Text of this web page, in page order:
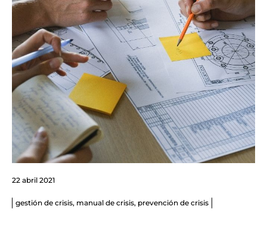
22 abril 2021
gestión de crisis, manual de crisis, prevención de crisis